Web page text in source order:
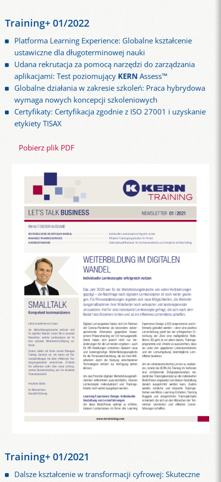
Training+ 01/2022
Platforma Learning Experience: Globalne kształcenie
ustawiczne dla długoterminowej nauki
Udana rekrutacja za pomocą narzędzi do zarządzania
aplikacjami: Test poziomujący KERN Assess™
Globalne działania w zakresie szkoleń: Praca hybrydowa
wymaga nowych koncepcji szkoleniowych
Certyfikaty: Certyfikacja zgodnie z ISO 27001 i uzyskanie
etykiety TISAX
Pobierz plik PDF
Training+ 01/2021
Dalsze kształcenie w transformacji cyfrowej: Skuteczne